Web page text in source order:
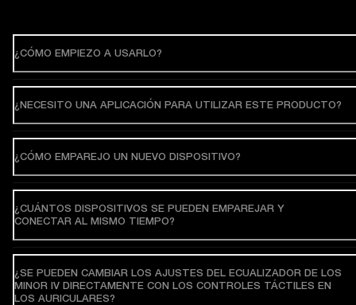
¿CÓMO EMPIEZO A USARLO?
¿NECESITO UNA APLICACIÓN PARA UTILIZAR ESTE PRODUCTO?
¿CÓMO EMPAREJO UN NUEVO DISPOSITIVO?
¿CUÁNTOS DISPOSITIVOS SE PUEDEN EMPAREJAR Y
CONECTAR AL MISMO TIEMPO?
¿SE PUEDEN CAMBIAR LOS AJUSTES DEL ECUALIZADOR DE LOS
MINOR IV DIRECTAMENTE CON LOS CONTROLES TÁCTILES EN
LOS AURICULARES?